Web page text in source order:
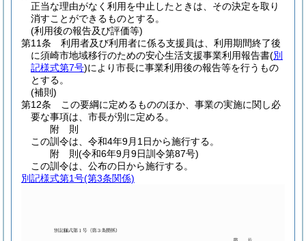
正当な理由がなく利用を中止したときは、その決定を取り
消すことができるものとする。
(利用後の報告及び評価等)
第11条
利用者及び利用者に係る支援員は、利用期間終了後
に須崎市地域移行のための安心生活支援事業利用報告書(別
記様式第7号)により市長に事業利用後の報告等を行うもの
とする。
(補則)
第12条
この要綱に定めるもののほか、事業の実施に関し必
要な事項は、市長が別に定める。
附 則
この訓令は、令和4年9月1日から施行する。
附 則(令和6年9月9日訓令第87号)
この訓令は、公布の日から施行する。
別記様式第1号(第3条関係)